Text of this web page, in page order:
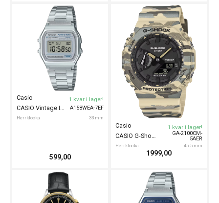
A158WEA-7EF
Casio
Herrklocka 33 mm
1 kvar i lager!
599,00
GA-2100CM-
5AER
Casio
Herrklocka 45.5 mm
CASIO G-Shock Camouflage 45mm
1 kvar i lager!
1999,00